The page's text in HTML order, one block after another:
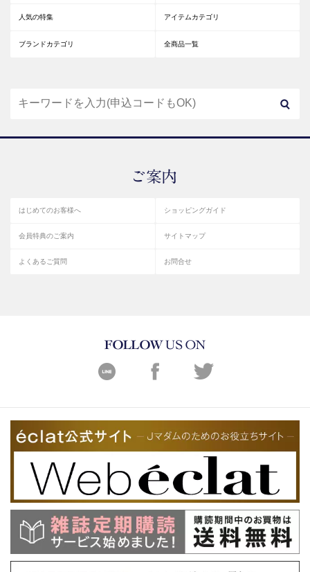
人気の特集 アイテムカテゴリ
ブランドカテゴリ 全商品一覧
はじめてのお客様へ ショッピングガイド
会員特典のご案内 サイトマップ
よくあるご質問 お問合せ